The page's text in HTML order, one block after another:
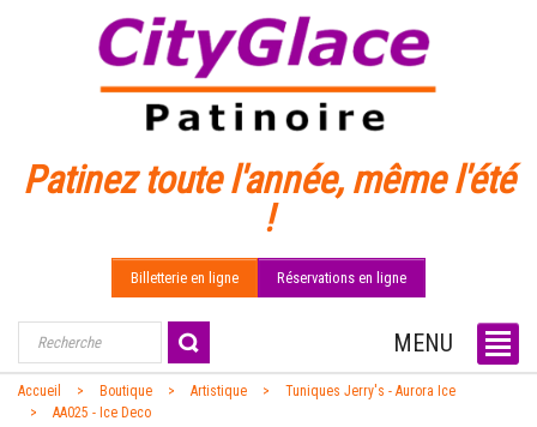
Patinez toute l'année, même l'été
!
Billetterie en ligne Réservations en ligne
MENU
Accueil Boutique Artistique
Tuniques Jerry's - Aurora Ice
AA025 - Ice Deco